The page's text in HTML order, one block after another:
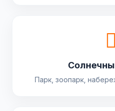
Парк, зоопарк,